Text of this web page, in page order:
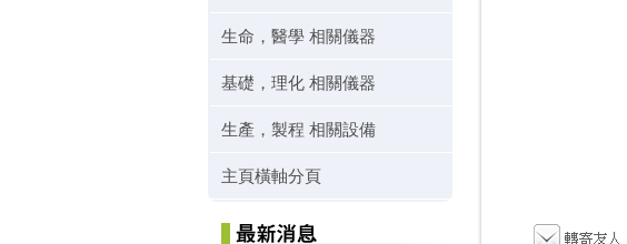
生命，醫學 相關儀器
基礎，理化 相關儀器
生產，製程 相關設備
主頁橫軸分頁